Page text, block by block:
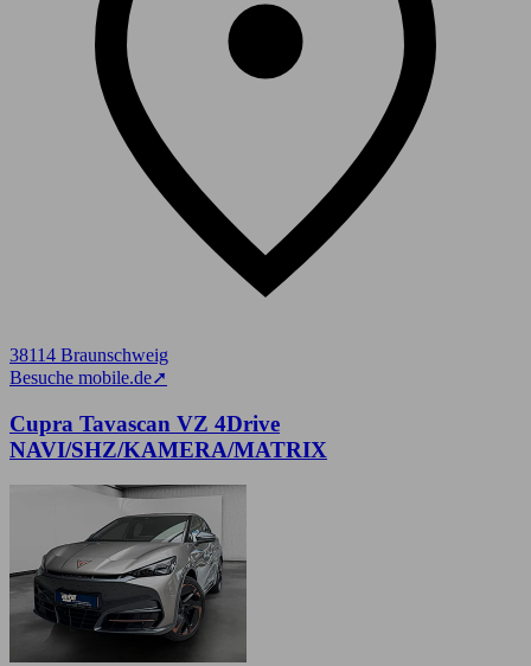
38114 Braunschweig
Besuche mobile.de➚
Cupra Tavascan VZ 4Drive
NAVI/SHZ/KAMERA/MATRIX